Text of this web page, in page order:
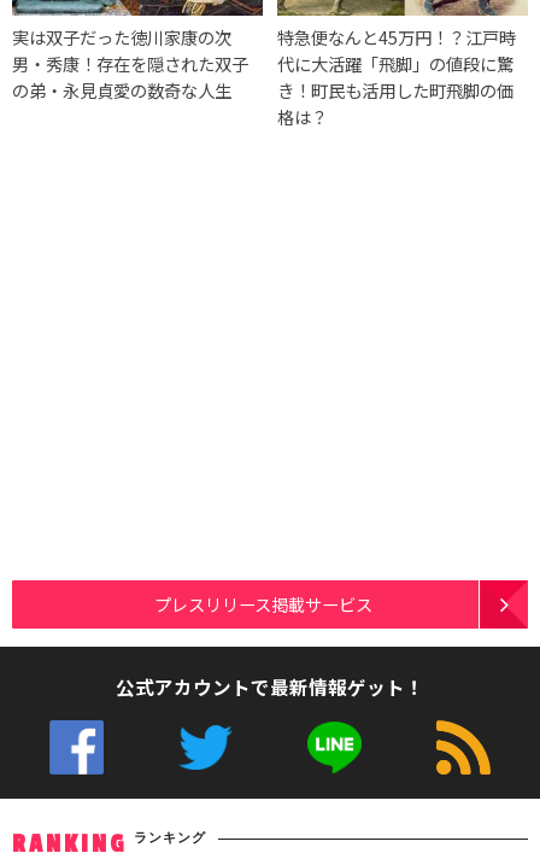
実は双子だった徳川家康の次
男・秀康！存在を隠された双子
の弟・永見貞愛の数奇な人生
特急便なんと45万円！？江戸時
代に大活躍「飛脚」の値段に驚
き！町民も活用した町飛脚の価
格は？
プレスリリース掲載サービス
公式アカウントで最新情報ゲット！
RANKING ランキング